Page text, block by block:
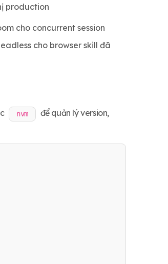
production
cho concurrent session
cho browser skill đã
nvm
để quản lý version,